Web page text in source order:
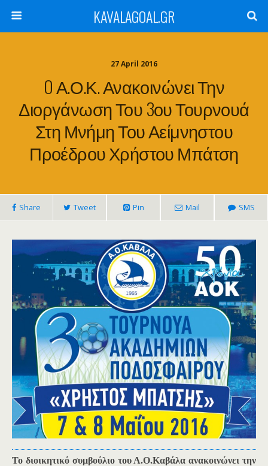
KAVALAGOAL.GR
27 April 2016
O Α.Ο.Κ. Ανακοινώνει Την
Διοργάνωση Του 3ου Τουρνουά
Στη Μνήμη Του Αείμνηστου
Προέδρου Χρήστου Μπάτση
Share Tweet Pin Mail SMS
Το διοικητικό συμβούλιο του Α.Ο.Καβάλα ανακοινώνει την